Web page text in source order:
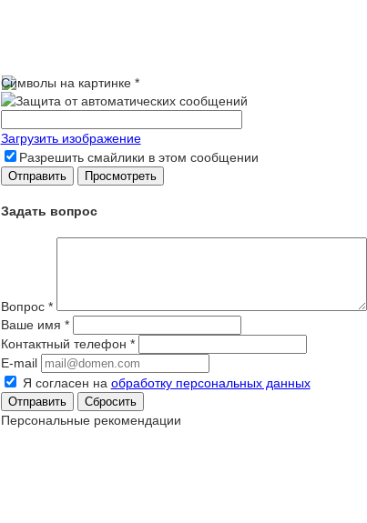
Символы на картинке*
Загрузить изображение
Разрешить смайлики в этом сообщении
Задать вопрос
Вопрос *
Ваше имя *
Контактный телефон *
E-mail
Я согласен на обработку персональных данных
Сбросить
Персональные рекомендации